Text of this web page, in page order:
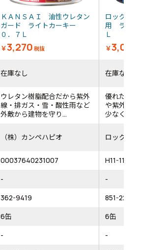
ＫＡＮＳＡＩ 油性ウレタン
ガード ライトカーキー
０．７Ｌ
￥3,270 税抜
ロック 水性シリ
用 ライトカーキ
Ｌ
￥3,071
在庫なし 在庫なし
ウレタン樹脂配合だから紫外
線・排ガス・雪・酸性雨など
外敵から建物を守り...
優れた耐候性によ
や紫外線による塗
少なく耐用年数は
（株）カンペハピオ ロックペイント（
00037640231007
H11-1155 03
-
-
362-9419
851-2259
6缶
6缶
-
-